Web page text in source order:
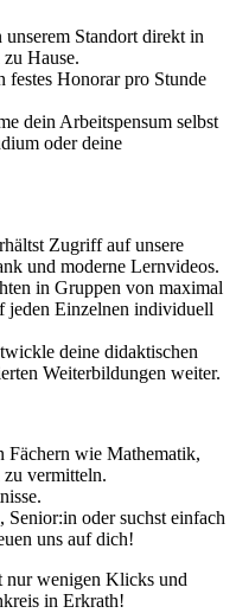
unserem Standort direkt in
Hause.
festes Honorar pro Stunde
dein Arbeitspensum selbst
oder deine
Zugriff auf unsere
und moderne Lernvideos.
in Gruppen von maximal
jeden Einzelnen individuell
deine didaktischen
Weiterbildungen weiter.
Fächern wie Mathematik,
zu vermitteln.
oder suchst einfach
uns auf dich!
wenigen Klicks und
in Erkrath!